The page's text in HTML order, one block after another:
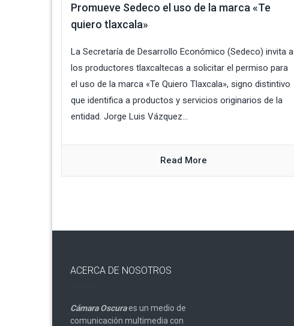
Promueve Sedeco el uso de la marca «Te
quiero tlaxcala»
La Secretaría de Desarrollo Económico (Sedeco) invita a
los productores tlaxcaltecas a solicitar el permiso para
el uso de la marca «Te Quiero Tlaxcala», signo distintivo
que identifica a productos y servicios originarios de la
entidad. Jorge Luis Vázquez...
Read More
ACERCA DE NOSOTROS
Cámara Oscuraes un medio de
comunicación multimedia con